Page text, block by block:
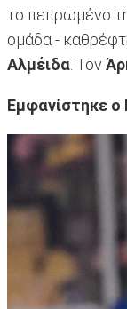
το πεπρωμένο
ομάδα -
Αλμέιδα . Τον
Εμφανίστηκε ο